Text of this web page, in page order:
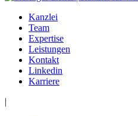
Kanzlei
Team
Expertise
Leistungen
Kontakt
Linkedin
Karriere
|